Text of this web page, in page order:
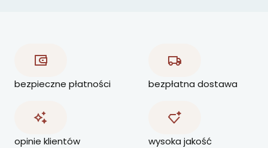
bezpieczne płatności bezpłatna dostawa
opinie klientów wysoka jakość